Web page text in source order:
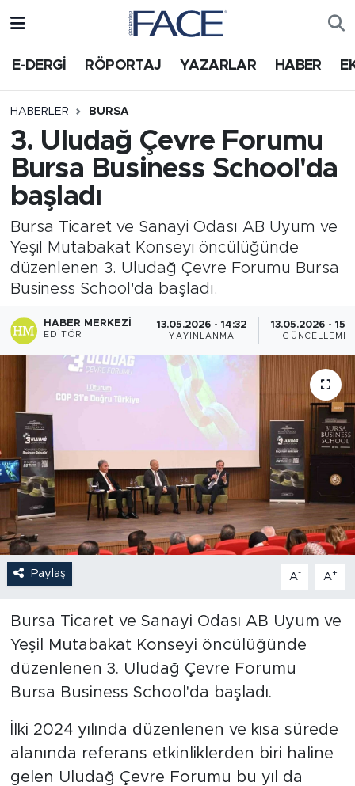
E-DERGİ RÖPORTAJ YAZARLAR HABER
HABERLER BURSA
3. Uludağ Çevre Forumu
Bursa Business School'da
başladı
Bursa Ticaret ve Sanayi Odası AB Uyum ve
Yeşil Mutabakat Konseyi öncülüğünde
düzenlenen 3. Uludağ Çevre Forumu Bursa
Business School'da başladı.
HABER MERKEZI
EDITÖR
13.05.2026 - 14:32
YAYINLANMA
13.05.2026 -
GÜNCELLEME
Paylaş A- A+
Bursa Ticaret ve Sanayi Odası AB Uyum ve
Yeşil Mutabakat Konseyi öncülüğünde
düzenlenen 3. Uludağ Çevre Forumu
Bursa Business School'da başladı.
İlki 2024 yılında düzenlenen ve kısa sürede
alanında referans etkinliklerden biri haline
gelen Uludağ Çevre Forumu bu yıl da
HABER
Nöbetçi Eczaneler
Trafik Durumu
Süper Lig Puan Durumu ve Fikstür
Tüm Manşetler
Son Dakika Haberleri